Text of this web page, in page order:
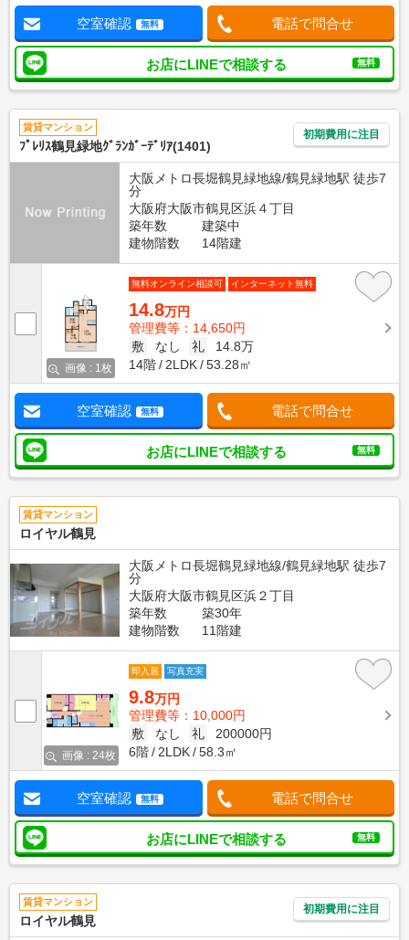
空室確認 無料 電話で問合せ
お店にLINEで相談する 無料
賃貸マンション
ﾌﾟﾚﾘｽ鶴見緑地ｸﾞﾗﾝｶﾞｰﾃﾞﾘｱ(1401)
初期費用に注目
大阪メトロ長堀鶴見緑地線/鶴見緑地駅 徒歩7
分
大阪府大阪市鶴見区浜４丁目
築年数
建築中
建物階数
14階建
画像 : 1枚
無料オンライン相談可 インターネット無料
14.8万円
管理費等：14,650円
敷
なし 礼
14.8万
14階
2LDK 53.28㎡
空室確認 無料 電話で問合せ
お店にLINEで相談する 無料
賃貸マンション
ロイヤル鶴見
大阪メトロ長堀鶴見緑地線/鶴見緑地駅 徒歩7
分
大阪府大阪市鶴見区浜２丁目
築年数
築30年
建物階数
11階建
画像 : 24枚
即入居 写真充実
9.8万円
管理費等：10,000円
敷
なし 礼
200000円
6階
2LDK 58.3㎡
空室確認 無料 電話で問合せ
お店にLINEで相談する 無料
賃貸マンション
ロイヤル鶴見
初期費用に注目